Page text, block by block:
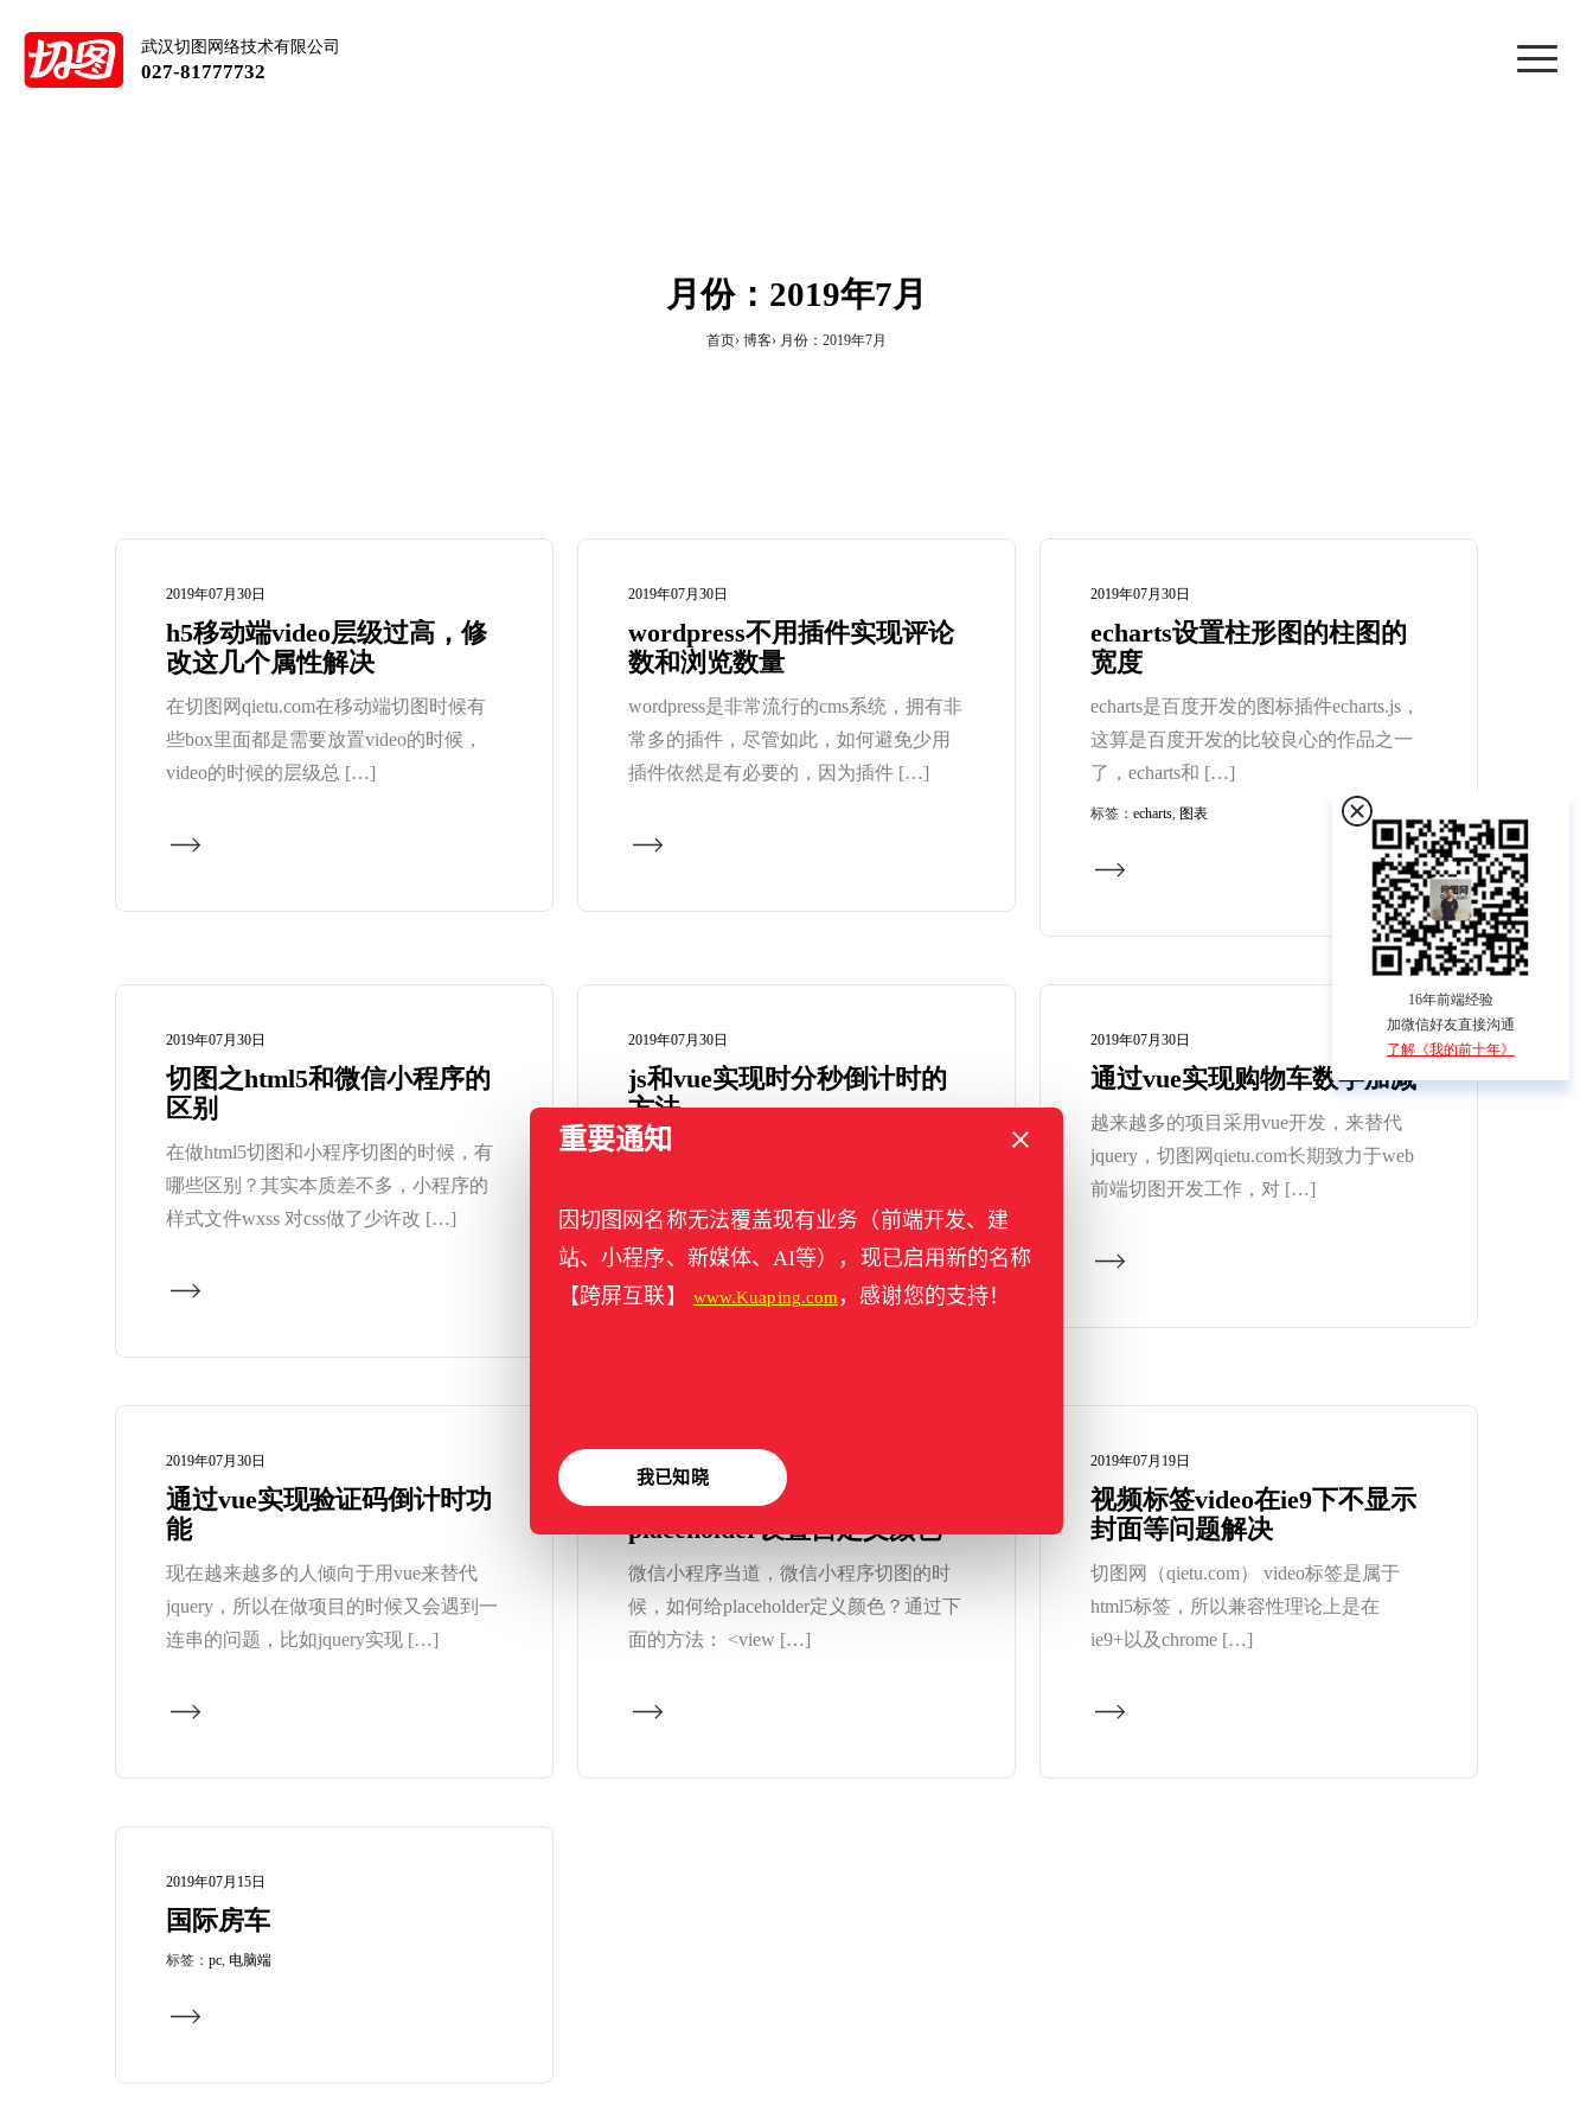
武汉切图网络技术有限公司
027-81777732
月份：2019年7月
首页 博客 月份：2019年7月
2019年07月30日
h5移动端video层级过高，修
改这几个属性解决
在切图网qietu.com在移动端切图时候有
些box里面都是需要放置video的时候，
video的时候的层级总 […]
2019年07月30日
wordpress不用插件实现评论
数和浏览数量
wordpress是非常流行的cms系统，拥有非
常多的插件，尽管如此，如何避免少用
插件依然是有必要的，因为插件 […]
2019年07月30日
echarts设置柱形图的柱图的
宽度
echarts是百度开发的图标插件echarts.js，
这算是百度开发的比较良心的作品之一
了，echarts和 […]
标签： echarts, 图表
2019年07月30日
切图之html5和微信小程序的
区别
在做html5切图和小程序切图的时候，有
哪些区别？其实本质差不多，小程序的
样式文件wxss 对css做了少许改 […]
2019年07月30日
js和vue实现时分秒倒计时的
方法
我们平常浏览网页的时候，经常见到“距
时器。像切图网qietu.com长 […]
2019年07月30日
通过vue实现购物车数字加减
越来越多的项目采用vue开发，来替代
jquery，切图网qietu.com长期致力于web
前端切图开发工作，对 […]
2019年07月30日
通过vue实现验证码倒计时功
能
现在越来越多的人倾向于用vue来替代
jquery，所以在做项目的时候又会遇到一
连串的问题，比如jquery实现 […]
微信小程序切图之
placeholder设置自定义颜色
微信小程序当道，微信小程序切图的时
候，如何给placeholder定义颜色？通过下
面的方法： <view […]
2019年07月19日
视频标签video在ie9下不显示
封面等问题解决
切图网（qietu.com） video标签是属于
html5标签，所以兼容性理论上是在
ie9+以及chrome […]
2019年07月15日
国际房车
标签： pc, 电脑端
16年前端经验
加微信好友直接沟通
了解《我的前十年》
重要通知
因切图网名称无法覆盖现有业务（前端开发、建
站、小程序、新媒体、AI等），现已启用新的名称
【跨屏互联】
www.Kuaping.com ，感谢您的支持！
我已知晓